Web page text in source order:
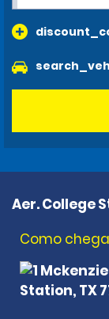
Aer. College
Como